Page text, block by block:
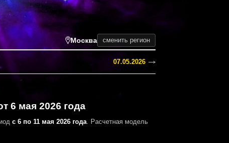
Москва сменить регион
07.05.2026
6 мая 2026 года
с 6 по 11 мая 2026 года. Расчетная модель